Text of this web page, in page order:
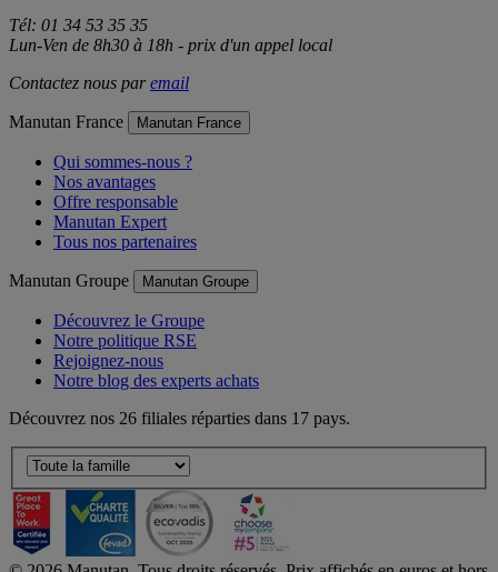
Tél: 01 34 53 35 35
Qui sommes-nous ?
Nos avantages
Offre responsable
Manutan Expert
Découvrez le Groupe
Notre politique RSE
Rejoignez-nous